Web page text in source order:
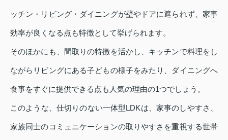
ッチン・リビング・ダイニングが壁やドアに遮られず、家事
効率が良くなる点も特徴として挙げられます。
そのほかにも、間取りの特徴を活かし、キッチンで料理をし
ながらリビングにある子どもの様子をみたり、ダイニングへ
食事をすぐに提供できる点も人気の理由の1つでしょう。
このような、仕切りのない一体型LDKは、家事のしやすさ、
家族同士のコミュニケーションの取りやすさを重視する世帯